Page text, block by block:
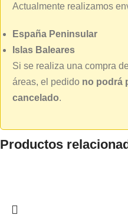
Actualmente realizamos
España Peninsular
Islas Baleares
Si se realiza una compra
áreas, el pedido no podrá
cancelado.
Productos